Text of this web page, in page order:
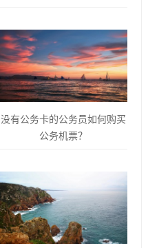
没有公务卡的公务员如何购买
公务机票？